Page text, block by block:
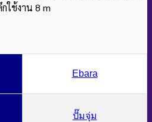
ใช้งาน 8 m
Ebara
ปั๊มจุ่ม